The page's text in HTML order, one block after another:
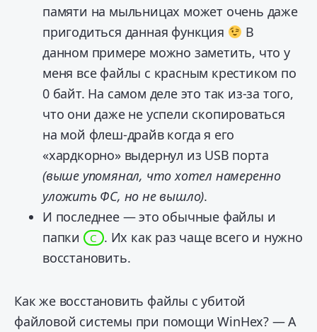
памяти на мыльницах может очень даже
пригодиться данная функция
В
данном примере можно заметить, что у
меня все файлы с красным крестиком по
0 байт. На самом деле это так из-за того,
что они даже не успели скопироваться
на мой флеш-драйв когда я его
«хардкорно» выдернул из USB порта
(выше упомянал, что хотел намеренно
уложить ФС, но не вышло).
И последнее — это обычные файлы и
папки
C . Их как раз чаще всего и нужно
восстановить.
Как же восстановить файлы с убитой
файловой системы при помощи WinHex? — А